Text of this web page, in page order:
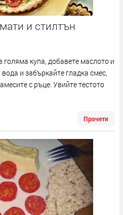
и стилтън
купа, добавете маслото и
и забъркайте гладка смес,
с ръце. Увийте тестото
Прочети